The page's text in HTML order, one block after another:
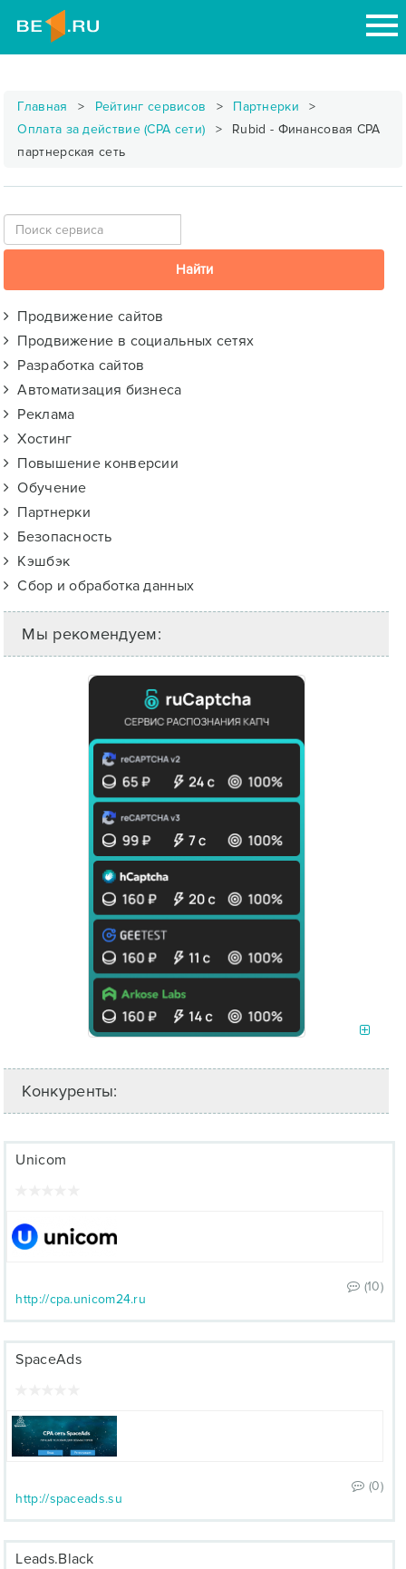
Главная Рейтинг сервисов
Партнерки
Оплата за действие (CPA сети)
Rubid - Финансовая CPA
партнерская сеть
Продвижение сайтов
Продвижение в социальных сетях
Разработка сайтов
Автоматизация бизнеса
Реклама
Хостинг
Повышение конверсии
Обучение
Партнерки
Безопасность
Кэшбэк
Сбор и обработка данных
Мы рекомендуем:
Конкуренты:
Unicom
(10)
http://cpa.unicom24.ru
SpaceAds
(0)
http://spaceads.su
Leads.Black